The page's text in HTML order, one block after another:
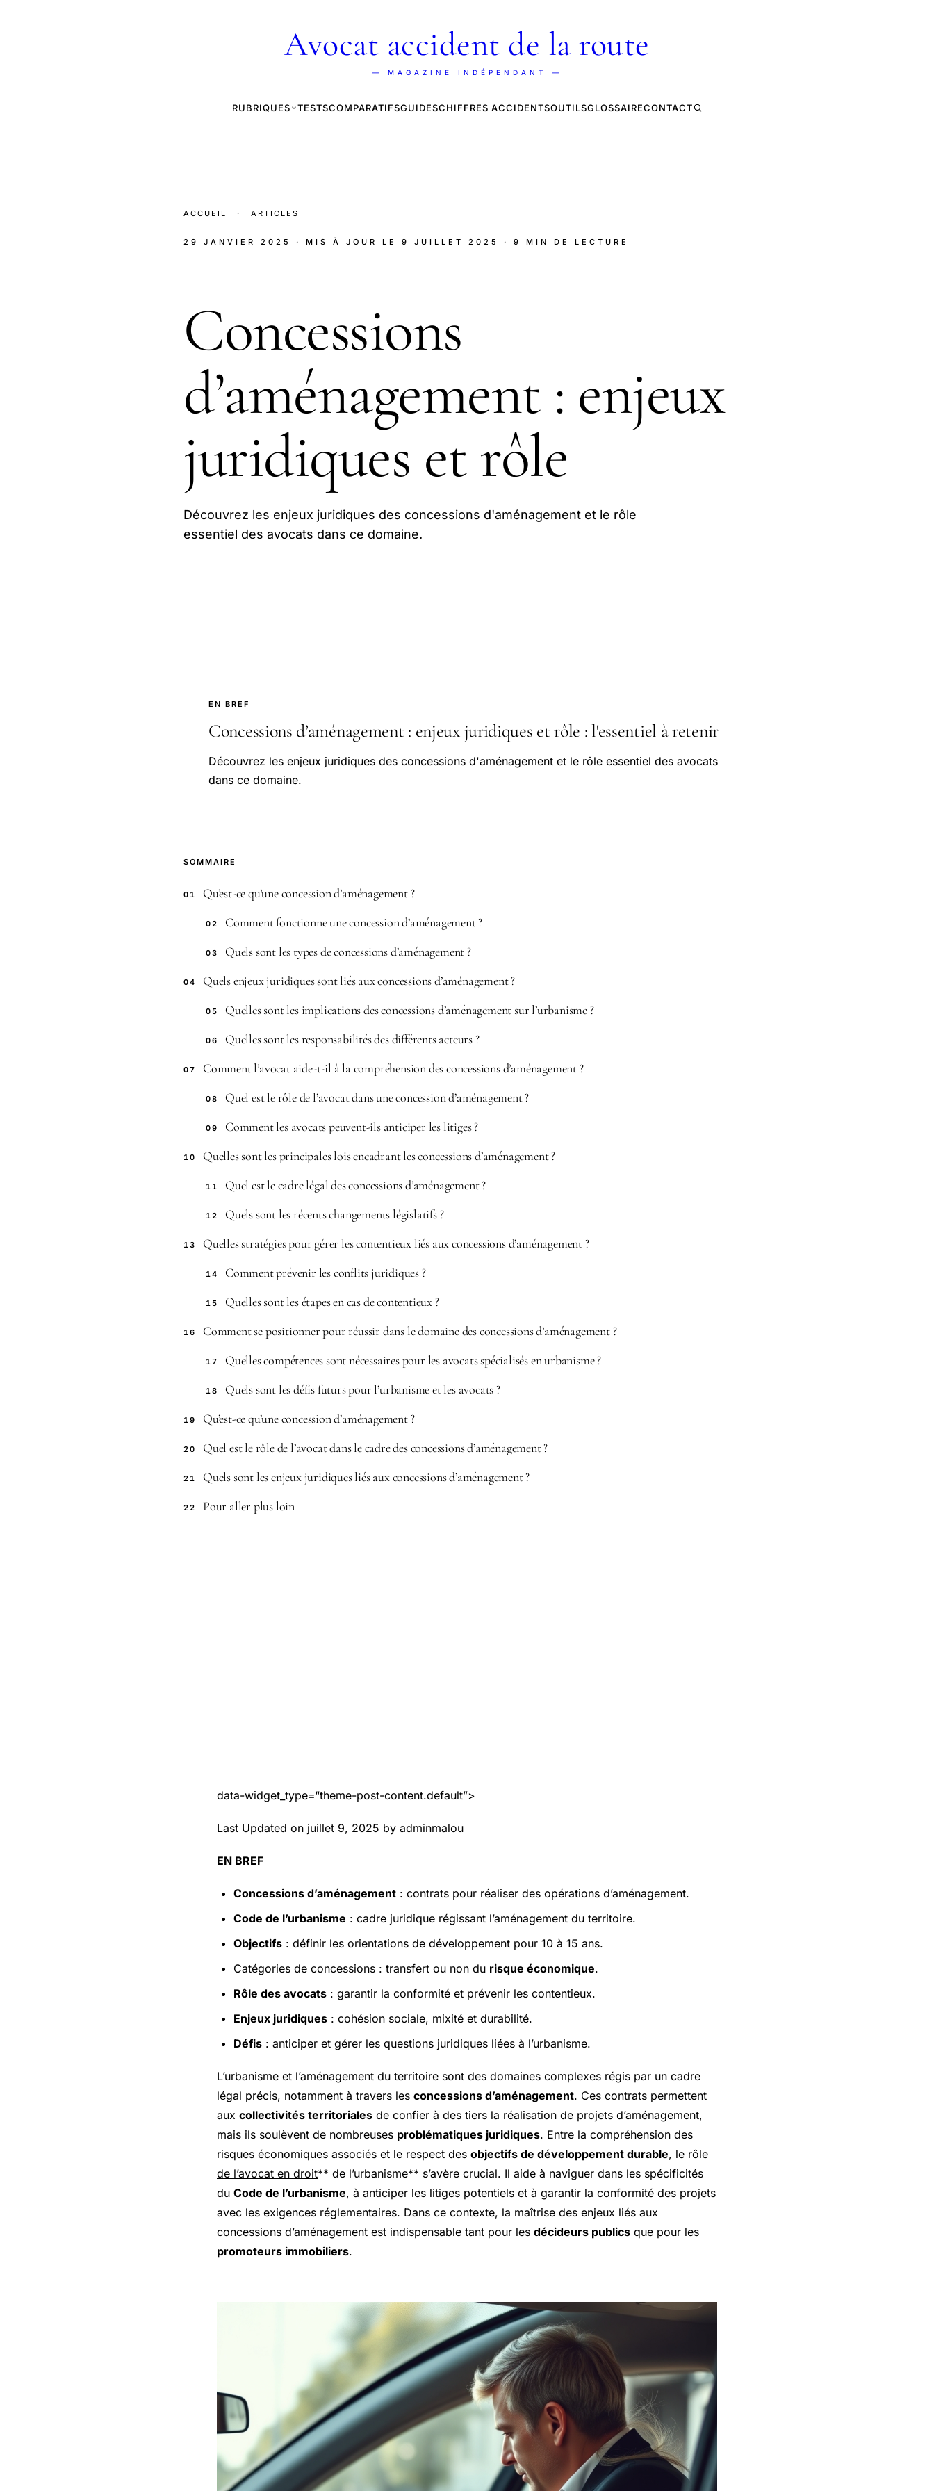
Avocat accident de la route
— MAGAZINE INDÉPENDANT —
RUBRIQUES TESTSCOMPARATIFSGUIDESCHIFFRES ACCIDENTSOUTILSGLOSSAIRECONTACT
ACCUEIL · ARTICLES
29 JANVIER 2025 · MIS À JOUR LE 9 JUILLET 2025 · 9 MIN DE LECTURE
Concessions
d’aménagement : enjeux
juridiques et rôle
Découvrez les enjeux juridiques des concessions d'aménagement et le rôle
essentiel des avocats dans ce domaine.
EN BREF
Concessions d’aménagement : enjeux juridiques et rôle : l'essentiel à retenir
Découvrez les enjeux juridiques des concessions d'aménagement et le rôle essentiel des avocats
dans ce domaine.
SOMMAIRE
01 Qu’est-ce qu’une concession d’aménagement ?
02 Comment fonctionne une concession d’aménagement ?
03 Quels sont les types de concessions d’aménagement ?
04 Quels enjeux juridiques sont liés aux concessions d’aménagement ?
05 Quelles sont les implications des concessions d’aménagement sur l’urbanisme ?
06 Quelles sont les responsabilités des différents acteurs ?
07 Comment l’avocat aide-t-il à la compréhension des concessions d’aménagement ?
08 Quel est le rôle de l’avocat dans une concession d’aménagement ?
09 Comment les avocats peuvent-ils anticiper les litiges ?
10 Quelles sont les principales lois encadrant les concessions d’aménagement ?
11 Quel est le cadre légal des concessions d’aménagement ?
12 Quels sont les récents changements législatifs ?
13 Quelles stratégies pour gérer les contentieux liés aux concessions d’aménagement ?
14 Comment prévenir les conflits juridiques ?
15 Quelles sont les étapes en cas de contentieux ?
16 Comment se positionner pour réussir dans le domaine des concessions d’aménagement ?
17 Quelles compétences sont nécessaires pour les avocats spécialisés en urbanisme ?
18 Quels sont les défis futurs pour l’urbanisme et les avocats ?
19 Qu’est-ce qu’une concession d’aménagement ?
20 Quel est le rôle de l’avocat dans le cadre des concessions d’aménagement ?
21 Quels sont les enjeux juridiques liés aux concessions d’aménagement ?
22 Pour aller plus loin
data-widget_type=“theme-post-content.default”>
Last Updated on juillet 9, 2025 by adminmalou
EN BREF
Concessions d’aménagement : contrats pour réaliser des opérations d’aménagement.
Code de l’urbanisme : cadre juridique régissant l’aménagement du territoire.
Objectifs : définir les orientations de développement pour 10 à 15 ans.
Catégories de concessions : transfert ou non du risque économique.
Rôle des avocats : garantir la conformité et prévenir les contentieux.
Enjeux juridiques : cohésion sociale, mixité et durabilité.
Défis : anticiper et gérer les questions juridiques liées à l’urbanisme.
L’urbanisme et l’aménagement du territoire sont des domaines complexes régis par un cadre
légal précis, notamment à travers les concessions d’aménagement. Ces contrats permettent
aux collectivités territoriales de confier à des tiers la réalisation de projets d’aménagement,
mais ils soulèvent de nombreuses problématiques juridiques. Entre la compréhension des
risques économiques associés et le respect des objectifs de développement durable, le rôle
de l’avocat en droit** de l’urbanisme** s’avère crucial. Il aide à naviguer dans les spécificités
du Code de l’urbanisme, à anticiper les litiges potentiels et à garantir la conformité des projets
avec les exigences réglementaires. Dans ce contexte, la maîtrise des enjeux liés aux
concessions d’aménagement est indispensable tant pour les décideurs publics que pour les
promoteurs immobiliers.